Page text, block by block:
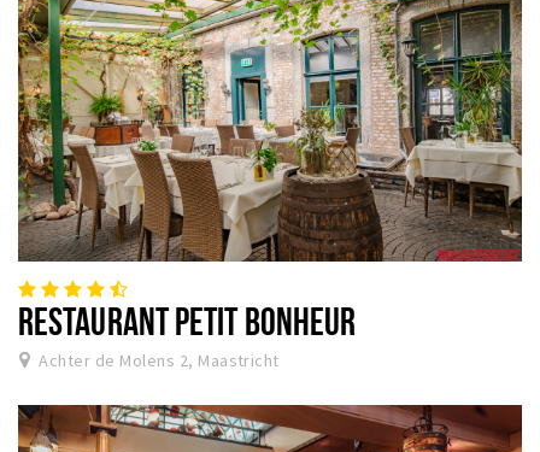
RESTAURANT PETIT BONHEUR
Achter de Molens 2, Maastricht